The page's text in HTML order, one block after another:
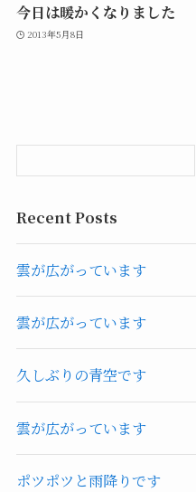
今日は暖かくなりました
2013年5月8日
Recent Posts
雲が広がっています
雲が広がっています
久しぶりの青空です
雲が広がっています
ポツポツと雨降りです